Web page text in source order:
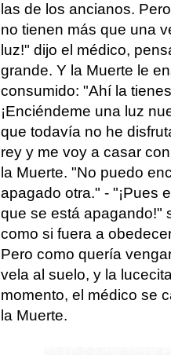
las de los ancianos.
no tienen más que una
luz!" dijo el médico,
grande. Y la Muerte le
consumido: "Ahí la
¡Enciéndeme una luz
que todavía no he
rey y me voy a casar
la Muerte. "No puedo
apagado otra." - "¡Pues
que se está apagando!"
como si fuera a
Pero como quería
vela al suelo, y la
momento, el médico se
la Muerte.